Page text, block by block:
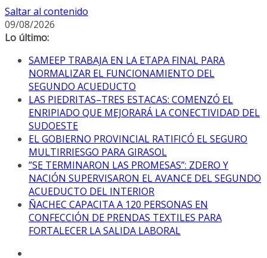
Saltar al contenido
09/08/2026
Lo último:
SAMEEP TRABAJA EN LA ETAPA FINAL PARA
NORMALIZAR EL FUNCIONAMIENTO DEL
SEGUNDO ACUEDUCTO
LAS PIEDRITAS–TRES ESTACAS: COMENZÓ EL
ENRIPIADO QUE MEJORARÁ LA CONECTIVIDAD DEL
SUDOESTE
EL GOBIERNO PROVINCIAL RATIFICÓ EL SEGURO
MULTIRRIESGO PARA GIRASOL
”SE TERMINARON LAS PROMESAS”: ZDERO Y
NACIÓN SUPERVISARON EL AVANCE DEL SEGUNDO
ACUEDUCTO DEL INTERIOR
ÑACHEC CAPACITA A 120 PERSONAS EN
CONFECCIÓN DE PRENDAS TEXTILES PARA
FORTALECER LA SALIDA LABORAL